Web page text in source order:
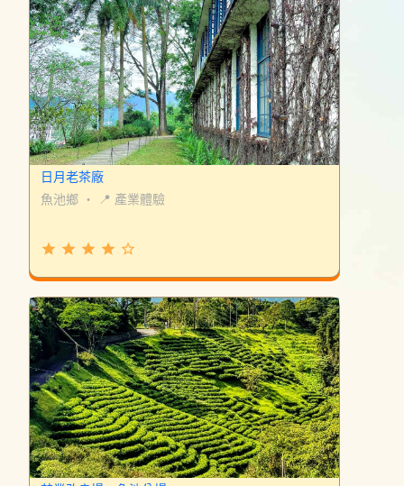
日月老茶廠
魚池鄉 ・ 📍 產業體驗
grade grade grade grade star_border